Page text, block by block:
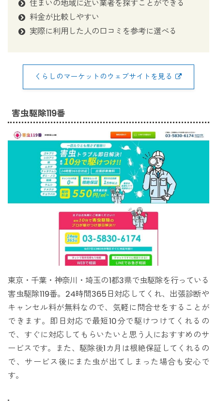
住まいの地域に近い業者を探すことができる
料金が比較しやすい
実際に利用した人の口コミを参考に選べる
くらしのマーケットのウェブサイトを見る
害虫駆除119番
東京・千葉・神奈川・埼玉の1都3県で虫駆除を行っている
害虫駆除119番。24時間365日対応してくれ、出張診断や
キャンセル料が無料なので、気軽に問合せをすることが
できます。即日対応で最短10分で駆けつけてくれるの
で、すぐに対応してもらいたいと思う人におすすめのサ
ービスです。また、駆除後1カ月は根絶保証してくれるの
で、サービス後にまた虫が出てしまった場合も安心で
す。